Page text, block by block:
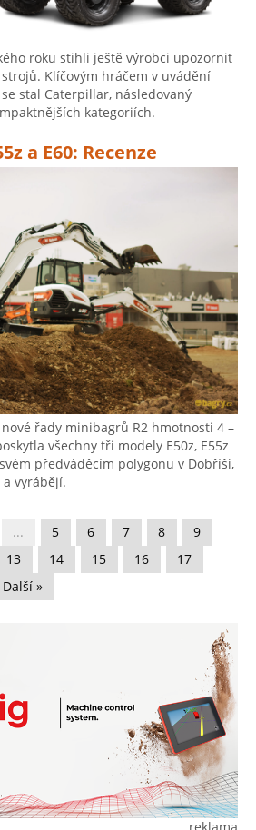
roku stihli ještě výrobci upozornit
Klíčovým hráčem v uvádění
stal Caterpillar, následovaný
kategoriích.
a E60: Recenze
řady minibagrů R2 hmotnosti 4 –
všechny tři modely E50z, E55z
předváděcím polygonu v Dobříši,
vyrábějí.
... 5 6 7 8
9
13 14 15 16
17
Další »